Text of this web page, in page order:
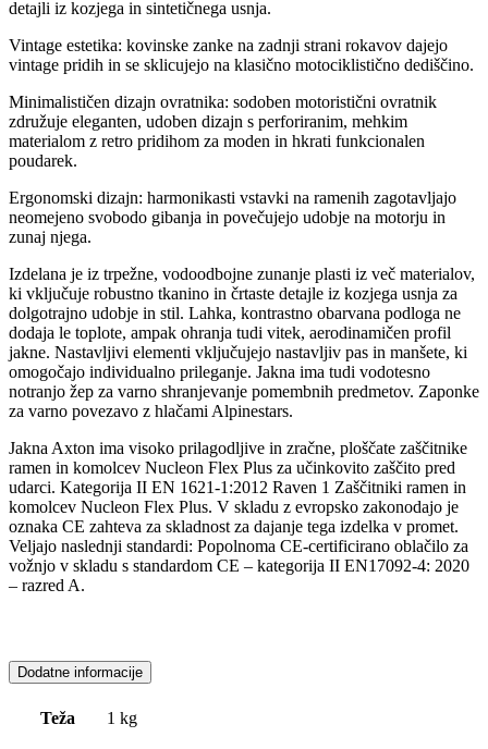
detajli iz kozjega in sintetičnega usnja.
Vintage estetika: kovinske zanke na zadnji strani rokavov dajejo
vintage pridih in se sklicujejo na klasično motociklistično dediščino.
Minimalističen dizajn ovratnika: sodoben motoristični ovratnik
združuje eleganten, udoben dizajn s perforiranim, mehkim
materialom z retro pridihom za moden in hkrati funkcionalen
poudarek.
Ergonomski dizajn: harmonikasti vstavki na ramenih zagotavljajo
neomejeno svobodo gibanja in povečujejo udobje na motorju in
zunaj njega.
Izdelana je iz trpežne, vodoodbojne zunanje plasti iz več materialov,
ki vključuje robustno tkanino in črtaste detajle iz kozjega usnja za
dolgotrajno udobje in stil. Lahka, kontrastno obarvana podloga ne
dodaja le toplote, ampak ohranja tudi vitek, aerodinamičen profil
jakne. Nastavljivi elementi vključujejo nastavljiv pas in manšete, ki
omogočajo individualno prileganje. Jakna ima tudi vodotesno
notranjo žep za varno shranjevanje pomembnih predmetov. Zaponke
za varno povezavo z hlačami Alpinestars.
Jakna Axton ima visoko prilagodljive in zračne, ploščate zaščitnike
ramen in komolcev Nucleon Flex Plus za učinkovito zaščito pred
udarci. Kategorija II EN 1621-1:2012 Raven 1 Zaščitniki ramen in
komolcev Nucleon Flex Plus. V skladu z evropsko zakonodajo je
oznaka CE zahteva za skladnost za dajanje tega izdelka v promet.
Veljajo naslednji standardi: Popolnoma CE-certificirano oblačilo za
vožnjo v skladu s standardom CE – kategorija II EN17092-4: 2020
– razred A.
Dodatne informacije
Teža 1 kg